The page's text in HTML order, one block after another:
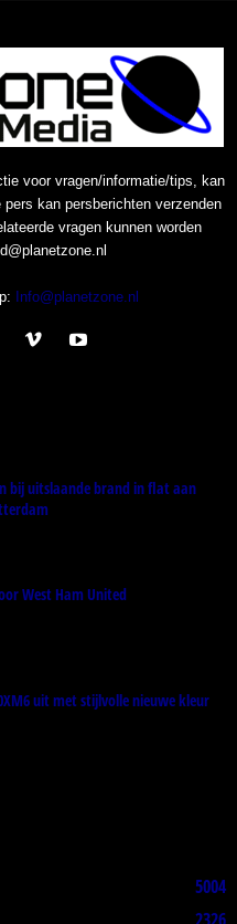
voor vragen/informatie/tips, kan
kan persberichten verzenden
vragen kunnen worden
Info@planetzone.nl
bij uitslaande brand in flat aan
West Ham United
uit met stijlvolle nieuwe kleur
5004